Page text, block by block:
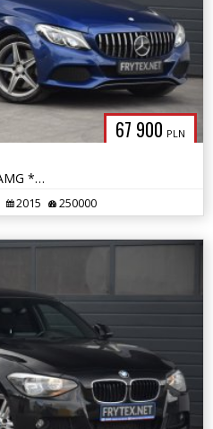
67 900 PLN
C 350e S (279 KM) Plug IN * AMG * Podg./Went. Fotele * Full LED *
2015 250000